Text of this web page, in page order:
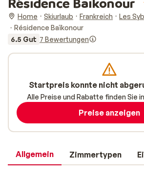
Home Skiurlaub Frankreich Les
Résidence Baïkonour
6.5 Gut 7 Bewertungen
Allgemein Zimmertypen
Startpreis konnte nicht
Alle Preise und Rabatte finden Sie
Preise anzeigen